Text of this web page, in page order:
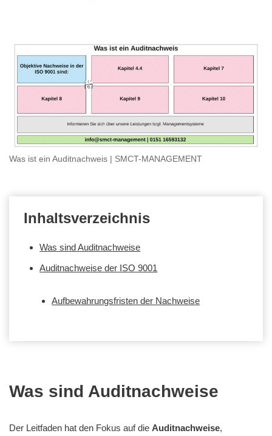
Was ist ein Auditnachweis | SMCT-MANAGEMENT
Inhaltsverzeichnis
Was sind Auditnachweise
Auditnachweise der ISO 9001
Aufbewahrungsfristen der Nachweise
Was sind Auditnachweise
Der Leitfaden hat den Fokus auf die Auditnachweise,